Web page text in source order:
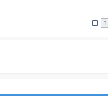
1